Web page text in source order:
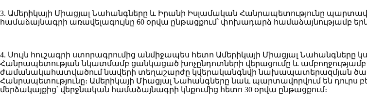
3. Ամերիկայի Միացյալ Նահանգները և Իրանի Իսլամական Հանրապետությունը
համաձայնագրի առավելագույնը 60 օրվա ընթացքում՝ փոխադարձ համաձայնությամբ
4. Սույն հուշագրի ստորագրումից անմիջապես հետո Ամերիկայի Միացյալ Նահանգները
Հանրապետության նկատմամբ ցանկացած խոչընդոտների վերացումը և ամբողջությամբ
ժամանակահատվածում նավերի տեղաշարժը կվերականգնվի նախապատերազմյան
Հանրապետությունը։ Ամերիկայի Միացյալ Նահանգները նաև պարտավորվում են դուրս
մերձակայքից՝ վերջնական համաձայնագրի կնքումից հետո 30 օրվա ընթացքում։